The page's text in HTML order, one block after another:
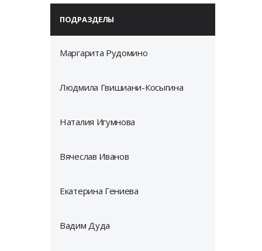
ПОДРАЗДЕЛЫ
Маргарита Рудомино
Людмила Гвишиани-Косыгина
Наталия Игумнова
Вячеслав Иванов
Екатерина Гениева
Вадим Дуда